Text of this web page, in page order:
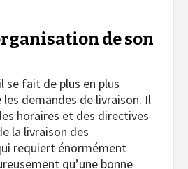
de son
se fait de plus en plus
demandes de livraison. Il
horaires et des directives
la livraison des
requiert énormément
qu’une bonne